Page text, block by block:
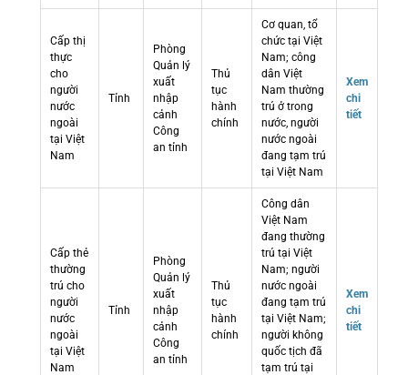
Cấp thị
thực
cho
người
nước
ngoài
tại Việt
Nam
Tỉnh
Phòng
Quản lý
xuất
nhập
cảnh
Công
an tỉnh
Thủ
tục
hành
chính
Cơ quan, tổ
chức tại Việt
Nam; công
dân Việt
Nam thường
trú ở trong
nước, người
nước ngoài
đang tạm trú
tại Việt Nam
Xem
chi
tiết
Cấp thẻ
thường
trú cho
người
nước
ngoài
tại Việt
Nam
Tỉnh
Phòng
Quản lý
xuất
nhập
cảnh
Công
an tỉnh
Thủ
tục
hành
chính
Công dân
Việt Nam
đang thường
trú tại Việt
Nam; người
nước ngoài
đang tạm trú
tại Việt Nam;
người không
quốc tịch đã
tạm trú tại
Xem
chi
tiết